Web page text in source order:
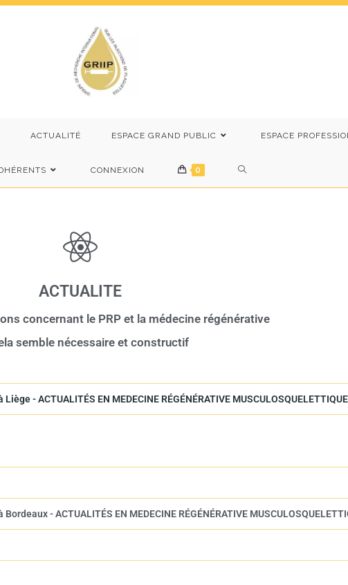
ACTUALITÉ ESPACE GRAND PUBLIC ESPACE
CONNEXION 0
ACTUALITE
concernant le PRP et la médecine régénérative
semble nécessaire et constructif
- ACTUALITÉS EN MEDECINE RÉGÉNÉRATIVE MUSCULOSQUELETTIQUE
- ACTUALITÉS EN MEDECINE RÉGÉNÉRATIVE